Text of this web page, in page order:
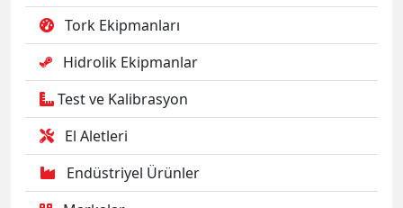
Tork Ekipmanları
Hidrolik Ekipmanlar
Test ve Kalibrasyon
El Aletleri
Endüstriyel Ürünler